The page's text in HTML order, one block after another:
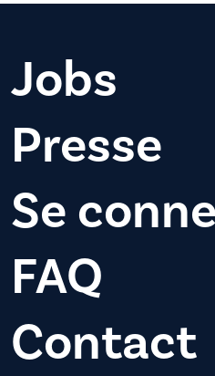
Jobs
Presse
Se
FAQ
Contact